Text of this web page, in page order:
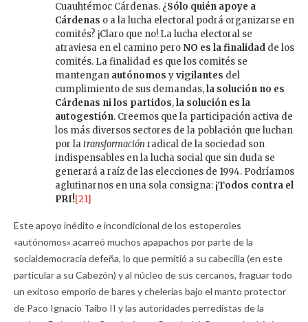
Cuauhtémoc Cárdenas. ¿Sólo quién apoye a
Cárdenas o a la lucha electoral podrá organizarse en
comités? ¡Claro que no! La lucha electoral se
atraviesa en el camino peroNO es la finalidad de los
comités. La finalidad es que los comités se
mantengan autónomos yvigilantes del
cumplimiento de sus demandas,la solución no es
Cárdenas ni los partidos,la solución es la
autogestión. Creemos que la participación activa de
los más diversos sectores de la población que luchan
por latransformación radical de la sociedad son
indispensables en la lucha social que sin duda se
generará a raíz de las elecciones de 1994. Podríamos
aglutinarnos en una sola consigna: ¡Todos contra el
PRI![21]
Este apoyo inédito e incondicional de los estoperoles
«autónomos» acarreó muchos apapachos por parte de la
socialdemocracia defeña, lo que permitió a su cabecilla (en este
particular a su Cabezón) y al núcleo de sus cercanos, fraguar todo
un exitoso emporio de bares y chelerías bajo el manto protector
de Paco Ignacio Taibo II y las autoridades perredistas de la